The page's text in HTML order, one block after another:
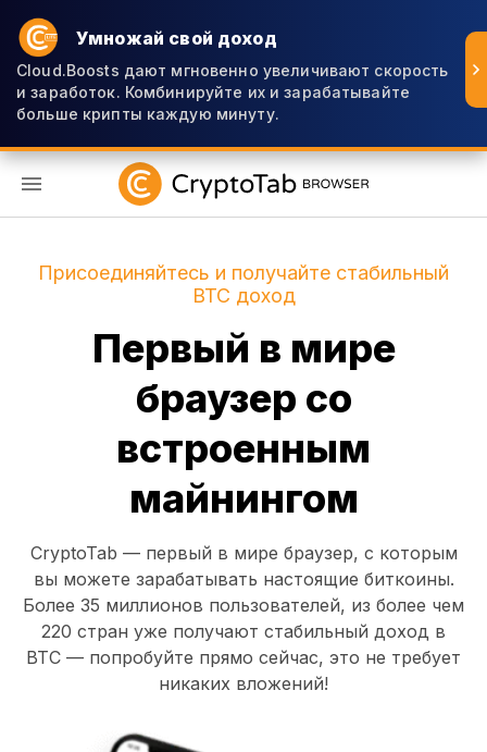
Умножай свой доход
Cloud.Boosts дают мгновенно увеличивают скорость
и заработок. Комбинируйте их и зарабатывайте
больше крипты каждую минуту.
Присоединяйтесь и получайте стабильный
BTC доход
Первый в мире
браузер со
встроенным
майнингом
CryptoTab — первый в мире браузер, с которым
вы можете зарабатывать настоящие биткоины.
Более 35 миллионов пользователей, из более чем
220 стран уже получают стабильный доход в
BTC — попробуйте прямо сейчас, это не требует
никаких вложений!